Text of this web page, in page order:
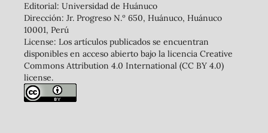
Editorial: Universidad de Huánuco
Dirección: Jr. Progreso N.º 650, Huánuco, Huánuco
10001, Perú
License: Los artículos publicados se encuentran
disponibles en acceso abierto bajo la licencia Creative
Commons Attribution 4.0 International (CC BY 4.0)
license.